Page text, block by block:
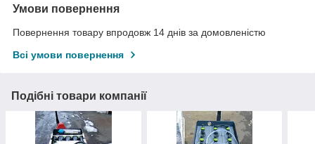
Умови повернення
Повернення товару впродовж 14 днів за домовленістю
Всі умови повернення
Подібні товари компанії